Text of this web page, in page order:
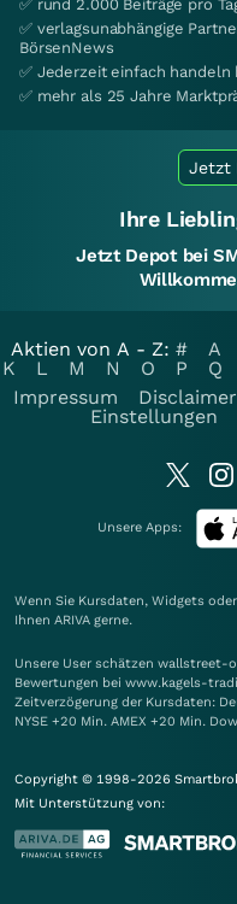
✅ rund 2.000 Beiträge pro
✅ verlagsunabhängige
BörsenNews
✅ Jederzeit einfach handeln
✅ mehr als 25 Jahre
Jetzt
Ihre
Jetzt Depot bei
Aktien von A - Z: # A
K
L M N O P Q
Impressum
Disclaimer
Einstellungen
Unsere Apps:
Wenn Sie Kursdaten, Widgets
Ihnen ARIVA gerne.
Unsere User schätzen wallstreet-
Bewertungen bei www.kagels-
Zeitverzögerung der Kursdaten:
NYSE +20 Min. AMEX +20 Min.
Copyright © 1998-2026
Mit Unterstützung von: